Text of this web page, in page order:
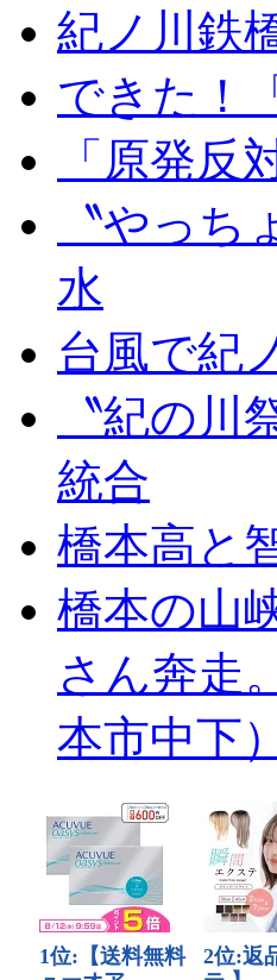
紀ノ川鉄
できた！
「原発
〝やっ
水
台風で紀
〝紀の
統合
橋本高と
橋本の山
さん奔走
本市中下）